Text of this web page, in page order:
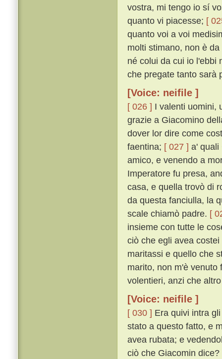
vostra, mi tengo io sí
quanto vi piacesse; [
quanto voi a voi
molti stimano, non è
né colui da cui io l'ebbi
che pregate tanto sarà
[Voice: neifile ]
[ 026 ] I valenti uomini,
grazie a Giacomino
dover lor dire come
faentina; [ 027 ] a' quali
amico, e venendo a
Imperatore fu presa,
casa, e quella trovò di
da questa fanciulla, la
scale chiamò padre. [
insieme con tutte le
ciò che egli avea
maritassi e quello che
marito, non m'è venuto
volentieri, anzi che
[Voice: neifile ]
[ 030 ] Era quivi intra
stato a questo fatto, e
avea rubata; e
ciò che Giacomin dice?